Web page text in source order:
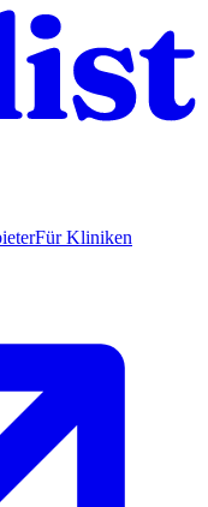
Für Kliniken